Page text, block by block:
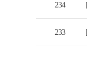
234
233